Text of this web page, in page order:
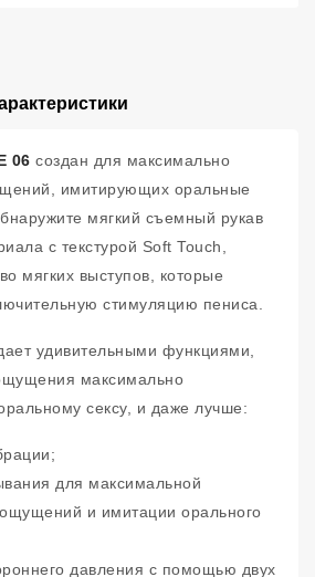
06 создан для максимально
имитирующих оральные
мягкий съемный рукав
с текстурой Soft Touch,
мягких выступов, которые
стимуляцию пениса.
удивительными функциями,
максимально
сексу, и даже лучше:
для максимальной
ощущений и имитации орального
давления с помощью двух